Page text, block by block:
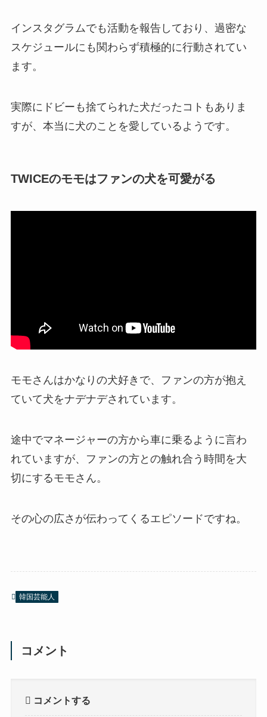
インスタグラムでも活動を報告しており、過密な
スケジュールにも関わらず積極的に行動されてい
ます。
実際にドビーも捨てられた犬だったコトもありま
すが、本当に犬のことを愛しているようです。
TWICEのモモはファンの犬を可愛がる
モモさんはかなりの犬好きで、ファンの方が抱え
ていて犬をナデナデされています。
途中でマネージャーの方から車に乗るように言わ
れていますが、ファンの方との触れ合う時間を大
切にするモモさん。
その心の広さが伝わってくるエピソードですね。
韓国芸能人
コメント
コメントする